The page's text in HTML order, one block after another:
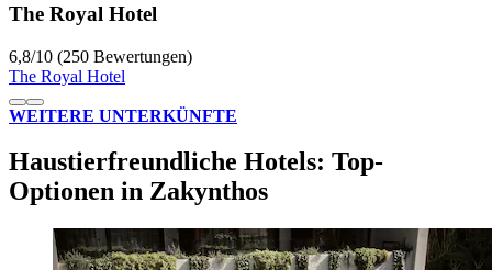
The Royal Hotel
6,8/10 (250 Bewertungen)
The Royal Hotel
WEITERE UNTERKÜNFTE
Haustierfreundliche Hotels: Top-
Optionen in Zakynthos